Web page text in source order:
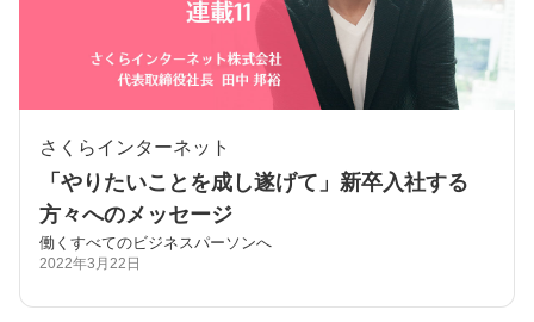
さくらインターネット
「やりたいことを成し遂げて」新卒入社する
方々へのメッセージ
働くすべてのビジネスパーソンへ
2022年3月22日